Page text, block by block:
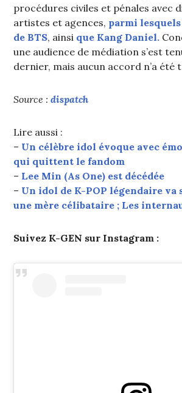
procédures civiles et pénales avec
artistes et agences, parmi
de BTS, ainsi que Kang Daniel.
une audience de médiation s’est
dernier, mais aucun accord n’a été
Source :dispatch
Lire aussi :
– Un célèbre idol évoque avec
qui quittent le fandom
– Lee Min (As One) est décédée
– Un idol de K-POP légendaire va
une mère célibataire ; Les
Suivez K-GEN sur Instagram :